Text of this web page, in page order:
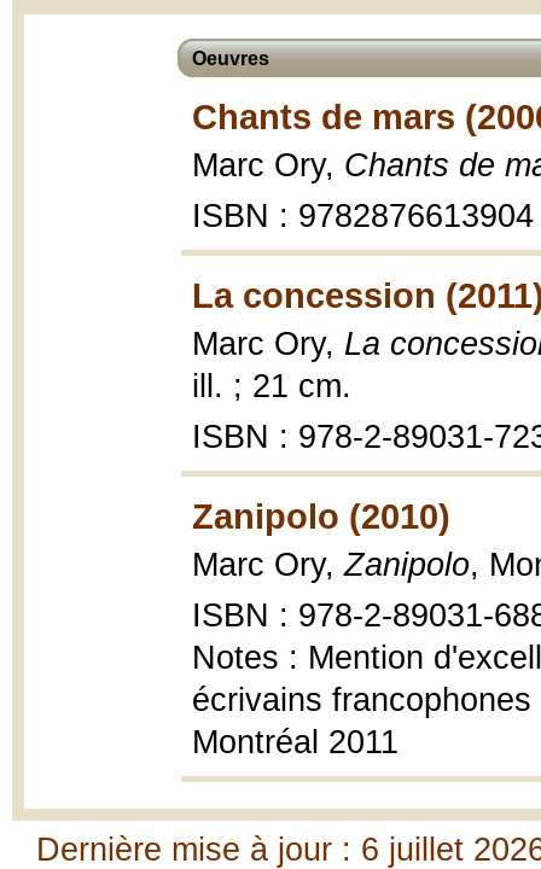
Oeuvres
Chants de mars
Marc Ory, Chants de
ISBN : 9782876613904
La concession
Marc Ory, La
ill. ; 21 cm.
ISBN : 978-2-89031-
Zanipolo (2010)
Marc Ory,Zanipolo,
ISBN : 978-2-89031-
Notes : Mention
écrivains
Montréal 2011
Dernière mise à jour : 6 juillet